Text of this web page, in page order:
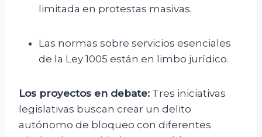
limitada en protestas masivas.
Las normas sobre servicios esenciales
de la Ley 1005 están en limbo jurídico.
Los proyectos en debate: Tres iniciativas
legislativas buscan crear un delito
autónomo de bloqueo con diferentes